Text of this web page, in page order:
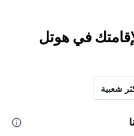
في هوتل
شعبية